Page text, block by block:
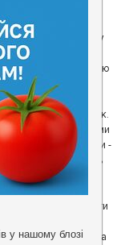
команду
маркетингу,
їжі. З їх допомогою
місця неподалік.
- таким чином ми
нашої команди -
і допомагають
зручні інструменти
відвідувачі
зосередитися на